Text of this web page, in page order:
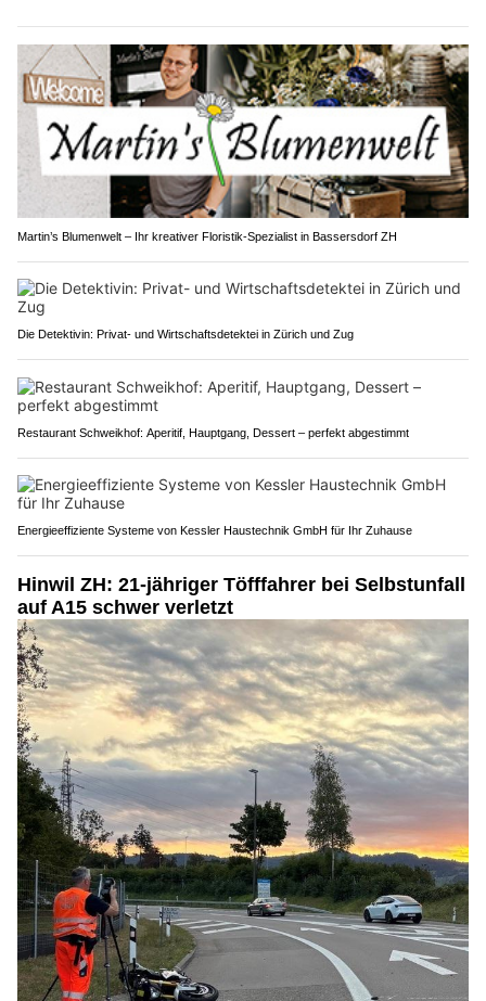
Martin’s Blumenwelt – Ihr kreativer Floristik-Spezialist in Bassersdorf ZH
Die Detektivin: Privat- und Wirtschaftsdetektei in Zürich und Zug
Restaurant Schweikhof: Aperitif, Hauptgang, Dessert – perfekt abgestimmt
Energieeffiziente Systeme von Kessler Haustechnik GmbH für Ihr Zuhause
Hinwil ZH: 21-jähriger Töfffahrer bei Selbstunfall
auf A15 schwer verletzt